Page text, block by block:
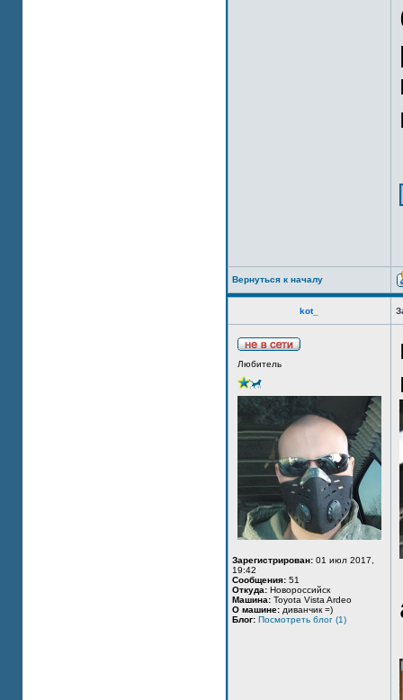
Вернуться к началу
kot_
Любитель
Зарегистрирован: 01 июл 2017,
19:42
Сообщения: 51
Откуда: Новороссийск
Машина: Toyota Vista Ardeo
О машине: диванчик =)
Блог: Посмотреть блог (1)